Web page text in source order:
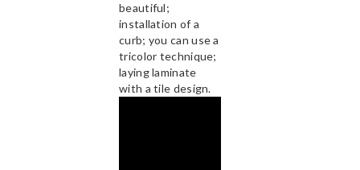
beautiful;
installation of a
curb; you can use a
tricolor technique;
laying laminate
with a tile design.